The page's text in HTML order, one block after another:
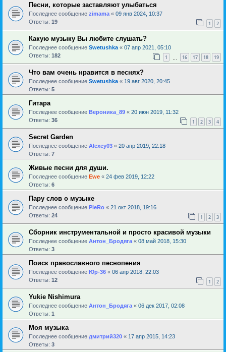
Песни, которые заставляют улыбаться
Последнее сообщение zimama « 09 янв 2024, 10:37
Ответы: 19 1 2
Какую музыку Вы любите слушать?
Последнее сообщение Swetushka « 07 апр 2021, 05:10
Ответы: 182 1 16 17 18 19
Что вам очень нравится в песнях?
Последнее сообщение Swetushka « 19 авг 2020, 20:45
Ответы: 5
Гитара
Последнее сообщение Вероника_89 « 20 июн 2019, 11:32
Ответы: 36 1 2 3 4
Secret Garden
Последнее сообщение Alexey03 « 20 апр 2019, 22:18
Ответы: 7
Живые песни для души.
Последнее сообщение Ewe « 24 фев 2019, 12:22
Ответы: 6
Пару слов о музыке
Последнее сообщение PieRo « 21 окт 2018, 19:16
Ответы: 24 1 2 3
Сборник инструментальной и просто красивой музыки
Последнее сообщение Антон_Бродяга « 08 май 2018, 15:30
Ответы: 3
Поиск православного песнопения
Последнее сообщение Юр-36 « 06 апр 2018, 22:03
Ответы: 12 1 2
Yukie Nishimura
Последнее сообщение Антон_Бродяга « 06 дек 2017, 02:08
Ответы: 1
Моя музыка
Последнее сообщение дмитрий320 « 17 апр 2015, 14:23
Ответы: 3